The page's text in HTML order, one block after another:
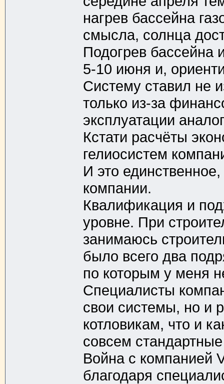
нагрев бассейна
смысла, солнца
Подогрев бассейна
5-10 июня и,
Систему ставил не
только из-за
эксплуатации
Кстати расчёты
гелиосистем
И это
компании.
Квалификация и
уровне. При
занимаюсь
было всего два
по которым у меня
Специалисты
свои системы, но и
котловикам, что и
совсем
Война с компанией
благодаря